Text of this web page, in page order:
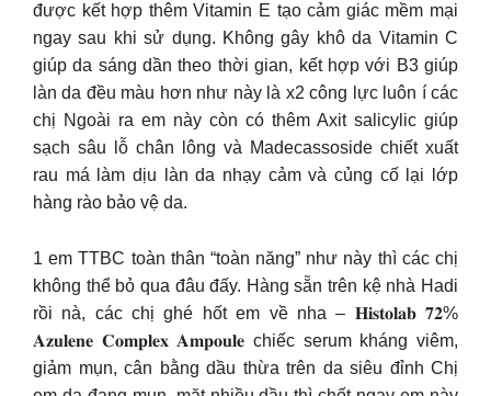
được kết hợp thêm Vitamin E tạo cảm giác mềm mại
ngay sau khi sử dụng. Không gây khô da Vitamin C
giúp da sáng dần theo thời gian, kết hợp với B3 giúp
làn da đều màu hơn như này là x2 công lực luôn í các
chị Ngoài ra em này còn có thêm Axit salicylic giúp
sạch sâu lỗ chân lông và Madecassoside chiết xuất
rau má làm dịu làn da nhạy cảm và củng cố lại lớp
hàng rào bảo vệ da.
1 em TTBC toàn thân “toàn năng” như này thì các chị
không thể bỏ qua đâu đấy. Hàng sẵn trên kệ nhà Hadi
rồi nà, các chị ghé hốt em về nha – 𝐇𝐢𝐬𝐭𝐨𝐥𝐚𝐛 𝟕𝟐%
𝐀𝐳𝐮𝐥𝐞𝐧𝐞 𝐂𝐨𝐦𝐩𝐥𝐞𝐱 𝐀𝐦𝐩𝐨𝐮𝐥𝐞 chiếc serum kháng viêm,
giảm mụn, cân bằng dầu thừa trên da siêu đỉnh Chị